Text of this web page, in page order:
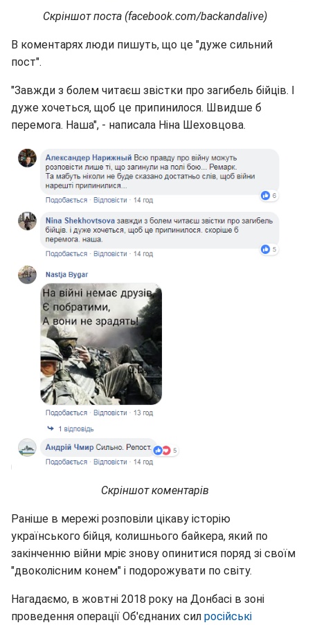
Скріншот поста (facebook.com/backandalive)
В коментарях люди пишуть, що це "дуже сильний
пост".
"Завжди з болем читаєш звістки про загибель бійців. І
дуже хочеться, щоб це припинилося. Швидше б
перемога. Наша", - написала Ніна Шеховцова.
Скріншот коментарів
Раніше в мережі розповіли цікаву історію
українського бійця, колишнього байкера, який по
закінченню війни мріє знову опинитися поряд зі своїм
"двоколісним конем" і подорожувати по світу.
Нагадаємо, в жовтні 2018 року на Донбасі в зоні
проведення операції Об'єднаних сил російські